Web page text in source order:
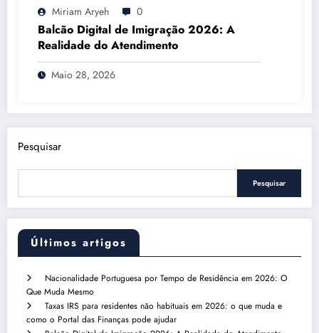
Miriam Aryeh 0
Balcão Digital de Imigração 2026: A
Realidade do Atendimento
Maio 28, 2026
Pesquisar
Pesquisar
Últimos artigos
Nacionalidade Portuguesa por Tempo de Residência em 2026: O
Que Muda Mesmo
Taxas IRS para residentes não habituais em 2026: o que muda e
como o Portal das Finanças pode ajudar